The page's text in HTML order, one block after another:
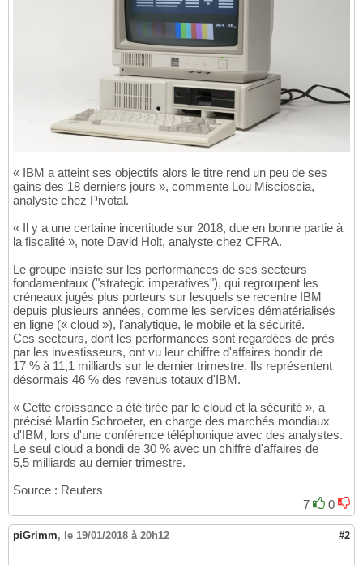
« IBM a atteint ses objectifs alors le titre rend un peu de ses
gains des 18 derniers jours », commente Lou Miscioscia,
analyste chez Pivotal.
« Il y a une certaine incertitude sur 2018, due en bonne partie à
la fiscalité », note David Holt, analyste chez CFRA.
Le groupe insiste sur les performances de ses secteurs
fondamentaux ("strategic imperatives"), qui regroupent les
créneaux jugés plus porteurs sur lesquels se recentre IBM
depuis plusieurs années, comme les services dématérialisés
en ligne (« cloud »), l'analytique, le mobile et la sécurité.
Ces secteurs, dont les performances sont regardées de près
par les investisseurs, ont vu leur chiffre d'affaires bondir de
17 % à 11,1 milliards sur le dernier trimestre. Ils représentent
désormais 46 % des revenus totaux d'IBM.
« Cette croissance a été tirée par le cloud et la sécurité », a
précisé Martin Schroeter, en charge des marchés mondiaux
d'IBM, lors d'une conférence téléphonique avec des analystes.
Le seul cloud a bondi de 30 % avec un chiffre d'affaires de
5,5 milliards au dernier trimestre.
Source : Reuters
7
0
piGrimm, le 19/01/2018 à 20h12 #2